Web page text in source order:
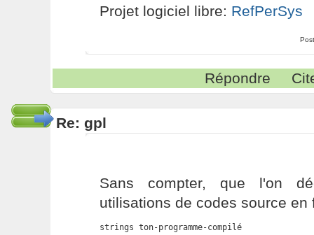
Projet logiciel libre: RefPerSys
Répondre
Re: gpl
Sans compter, que l'on
utilisations de codes source en
strings ton-programme-compilé